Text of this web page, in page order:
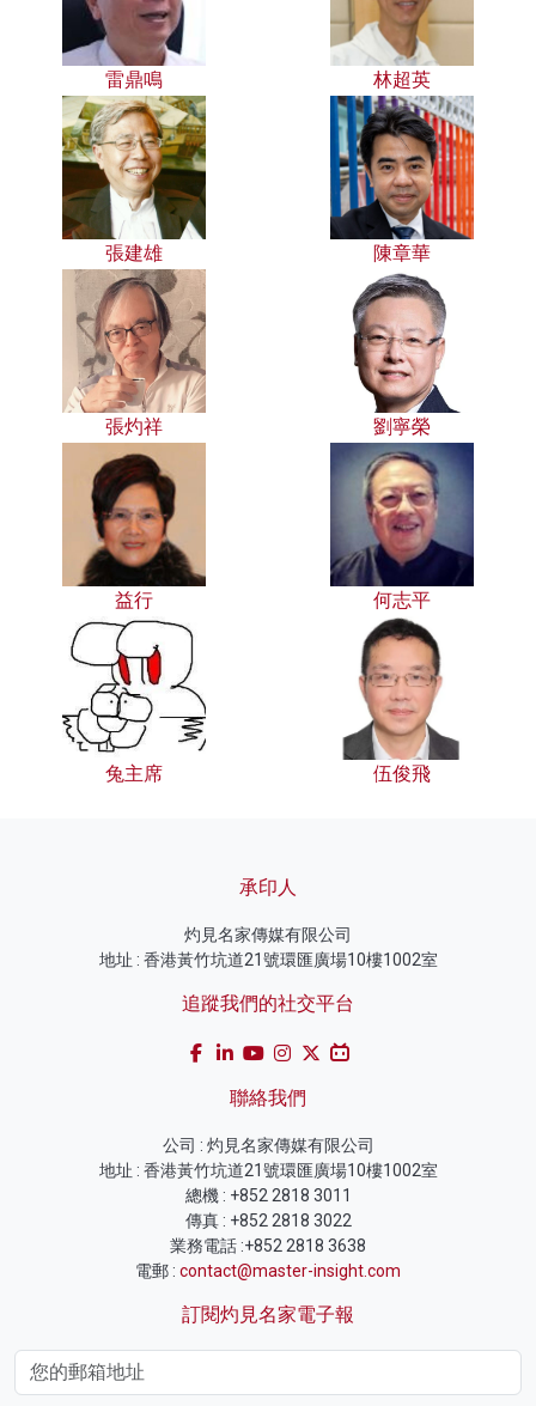
雷鼎鳴 林超英
張建雄 陳章華
張灼祥 劉寧榮
益行 何志平
兔主席 伍俊飛
承印人
灼見名家傳媒有限公司
地址 : 香港黃竹坑道21號環匯廣場10樓1002室
追蹤我們的社交平台
聯絡我們
公司 : 灼見名家傳媒有限公司
地址 : 香港黃竹坑道21號環匯廣場10樓1002室
總機 : +852 2818 3011
傳真 : +852 2818 3022
業務電話 :+852 2818 3638
電郵 : contact@master-insight.com
訂閱灼見名家電子報